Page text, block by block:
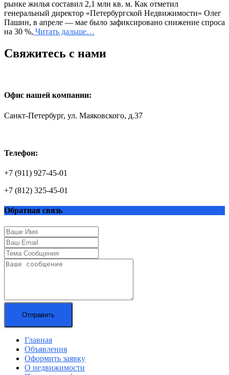
рынке жилья составил 2,1 млн кв. м. Как отметил
генеральный директор «Петербургской Недвижимости» Олег
Пашин, в апреле — мае было зафиксировано снижение спроса
на 30 %, Читать дальше…
Свяжитесь с нами
Офис нашей компании:
Санкт-Петербург, ул. Маяковского, д.37
Телефон:
+7 (911) 927-45-01
+7 (812) 325-45-01
Обратная связь
Отправить
Главная
Объявления
Оформить заявку
О недвижимости